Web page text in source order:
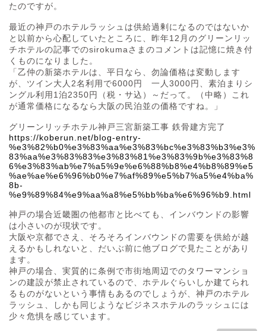
たのですが。
最近の神戸のホテルラッシュは供給過剰になるのではないか
と以前から心配していたところに、昨年12月のグリーンリッ
チホテルの記事でのsirokumaさまのコメントは記憶に焼き付
くものになりました。
「乙仲の新築ホテルは、平日なら、勿論価格は変動します
が、ツイン大人2名利用で6000円 一人3000円、素泊まりシ
ングル利用1泊2350円（税・サ込）～だって。（中略）これ
が通常価格になるなら大阪の民泊並の価格ですね。」
グリーンリッチホテル神戸三宮新築工事 鉄骨建方完了
https://koberun.net/blog-entry-
%e3%82%b0%e3%83%aa%e3%83%bc%e3%83%b3%e3%
83%aa%e3%83%83%e3%83%81%e3%83%9b%e3%83%8
6%e3%83%ab%e7%a5%9e%e6%88%b8%e4%b8%89%e5
%ae%ae%e6%96%b0%e7%af%89%e5%b7%a5%e4%ba%
8b-
%e9%89%84%e9%aa%a8%e5%bb%ba%e6%96%b9.html
神戸の場合近畿圏の他都市と比べても、インバウンドの影響
は小さいのが現状です。
大阪や京都でさえ、そろそろインバウンドの需要を供給が越
えるかもしれないと、だいぶ前に他ブログで見たことがあり
ます。
神戸の場合、実質的に条例で市街地周辺でのタワーマンショ
ンの建設が禁止されているので、ホテルぐらいしか建てられ
るものがないという事情もあるのでしょうが、神戸のホテル
ラッシュ、しかも同じようなビジネスホテルのラッシュには
少々危惧を感じています。